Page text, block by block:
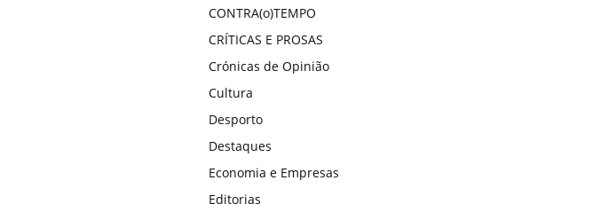
CONTRA(o)TEMPO
CRÍTICAS E PROSAS
Crónicas de Opinião
Cultura
Desporto
Destaques
Economia e Empresas
Editorias